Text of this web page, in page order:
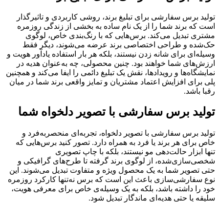
تولید برس سفارشی برای تبلیغ برند، روشی کاربردی و تاثیرگذار
است که برند شما را از یک نام ساده به بخشی از زندگی روزمره
مشتری تبدیل می‌کند. برس‌هایی که با رنگ‌بندی خاص، لوگوی
حک‌شده و طراحی اختصاصی برند عرضه می‌شوند، دیگر فقط
وسیله‌ای برای شانه زدن نیستند، بلکه هر بار استفاده یادآور هویت و
ارزش‌های شما خواهند بود. چنین محصولی، چه به‌عنوان هدیه در
نمایشگاه‌ها و رویدادها، نقش یک تبلیغ دائمی را ایفا می‌کند و همچنین
پلی برای افزایش اعتماد مشتریان و تمایز واقعی برند شما در میان
رقبا باشد.
تولید برس سفارشی با تصویر دلخواه شما
تولید برس سفارشی با تصویر دلخواه، تجربه‌ای منحصربه‌فرد و
خاص برای هر برند یا فرد به همراه دارد. تصور کنید برس‌هایی که
تنها ابزار حالت‌دهی مو نیستند، بلکه با چاپ تصویری
شخصی‌سازی‌شده، از لوگوی برند گرفته تا طرح‌های گرافیکی و
حتی تصویر شما به یک محصول ویژه و متفاوت تبدیل می‌شوند. این
نوع سفارشی‌سازی باعث این است که برس نه‌تنها کارکرد روزمره
خود را داشته باشد، بلکه به یک وسیله‌ی خاص برای معرفی هویت،
سلیقه یا حتی هدیه‌ای ماندگار تبدیل شود.